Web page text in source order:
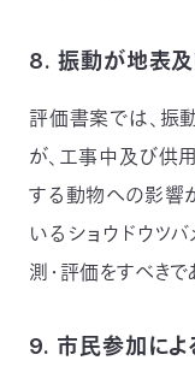
8. 振動が地表
評価書案では、振
が、工事中及び供
する動物への影響
いるショウドウツ
測・評価をすべきで
9. 市民参加によ